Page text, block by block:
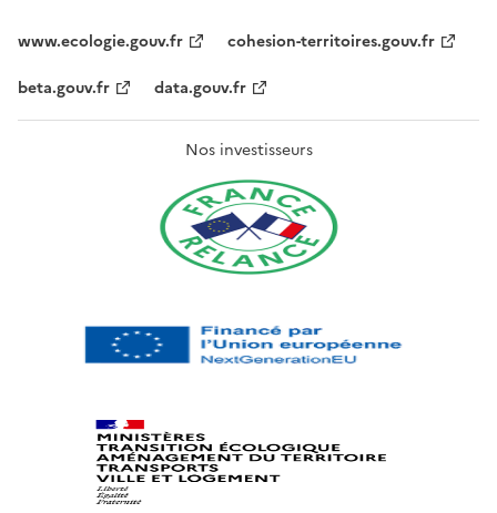
www.ecologie.gouv.fr
cohesion-territoires.gouv.fr
beta.gouv.fr
data.gouv.fr
Nos investisseurs